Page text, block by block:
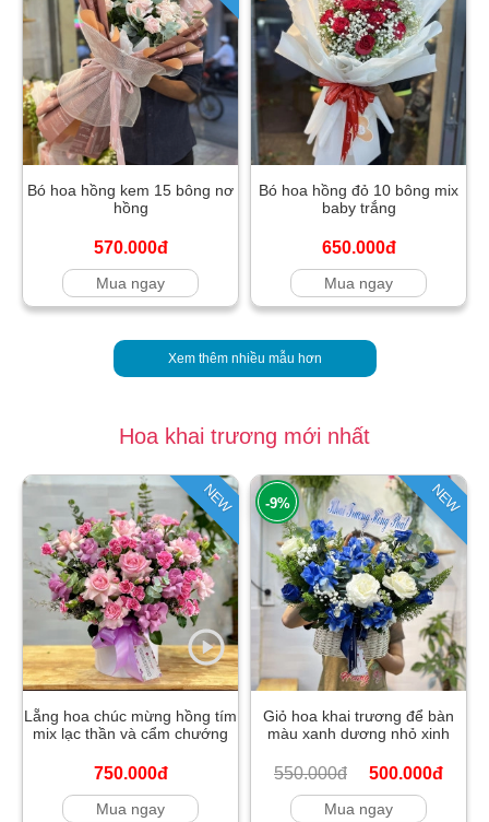
Bó hoa hồng kem 15 bông nơ
hồng
570.000đ
Mua ngay
Bó hoa hồng đỏ 10 bông mix
baby trắng
650.000đ
Mua ngay
Xem thêm nhiều mẫu hơn
Hoa khai trương mới nhất
NEW
Lẵng hoa chúc mừng hồng tím
mix lạc thần và cẩm chướng
750.000đ
Mua ngay
NEW
-9%
Giỏ hoa khai trương để bàn
màu xanh dương nhỏ xinh
550.000đ 500.000đ
Mua ngay